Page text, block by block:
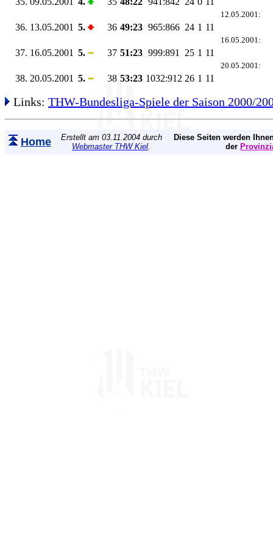
12.05.2001:
36. 13.05.2001 5. 36 49:23 965:866 24 1 11
16.05.2001:
37. 16.05.2001 5. 37 51:23 999:891 25 1 11
20.05.2001:
38. 20.05.2001 5. 38 53:23 1032:912 26 1 11
Links: THW-Bundesliga-Spiele der Saison 2000/
Home
Erstellt am 03.11.2004 durch
Webmaster THW Kiel.
Diese Seiten werden
der